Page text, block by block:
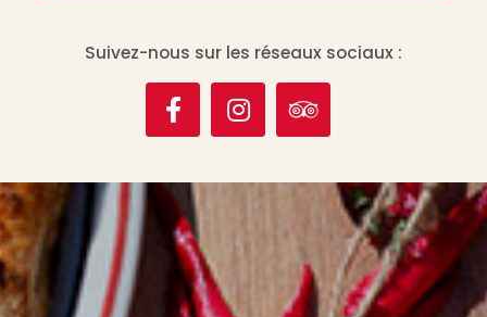
Suivez-nous sur les réseaux sociaux :